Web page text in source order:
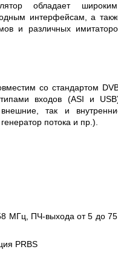
обладает
интерфейсам, а
и различных
со стандартом
входов (ASI и
так и
потока и пр.).
МГц, ПЧ-выхода от 5 до 75
PRBS